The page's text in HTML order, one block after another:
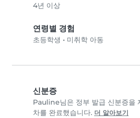
4년 이상
연령별 경험
초등학생 • 미취학 아동
신분증
Pauline님은 정부 발급 신분증을
차를 완료했습니다. 더 알아보기